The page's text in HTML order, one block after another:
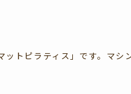
トピラティス」です。マシ